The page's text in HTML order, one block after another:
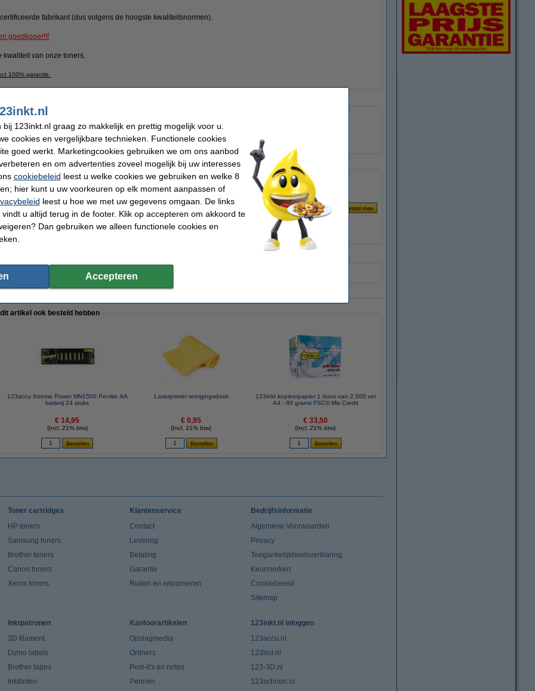
fabrikant (dus volgens de hoogste kwaliteitsnormen).
goedkoper!!!
kwaliteit van onze toners.
100% garantie.
Ons artikelnr:
Nummer:
pagina's
1 doos van 2.500 vel A4 - 80 grams FSC® Mix Credit
huismerk) te nemen i.p.v. de HP-uitvoering.
artikel ook besteld hebben
123accu Xtreme Power MN1500 Penlite AA
batterij 24 stuks
€ 14,95
(Incl. 21% btw)
Laserprinter reinigingsdoek
€ 0,95
(Incl. 21% btw)
123inkt kopieerpapier 1 doos van 2.500 vel
A4 - 80 grams FSC® Mix Credit
€ 33,50
(Incl. 21% btw)
Toner cartridges
HP toners
Samsung toners
Brother toners
Canon toners
Xerox toners
Klantenservice
Contact
Levering
Betaling
Garantie
Ruilen en retourneren
Bedrijfsinformatie
Algemene Voorwaarden
Privacy
Toegankelijkheidsverklaring
Keurmerken
Cookiebeleid
Sitemap
Inktpatronen
3D filament
Dymo labels
Brother tapes
Inktlinten
Kantoorartikelen
Opslagmedia
Ordners
Post-it's en notes
Pennen
123inkt.nl inloggen
123accu.nl
123led.nl
123-3D.nl
123schoon.nl
123inkt.nl graag zo makkelijk en prettig mogelijk voor u.
cookies en vergelijkbare technieken. Functionele cookies
goed werkt. Marketingcookies gebruiken we om ons aanbod
en om advertenties zoveel mogelijk bij uw interesses
cookiebeleid leest u welke cookies we gebruiken en welke 8
hier kunt u uw voorkeuren op elk moment aanpassen of
leest u hoe we met uw gegevens omgaan. De links
u altijd terug in de footer. Klik op accepteren om akkoord te
Dan gebruiken we alleen functionele cookies en
Accepteren